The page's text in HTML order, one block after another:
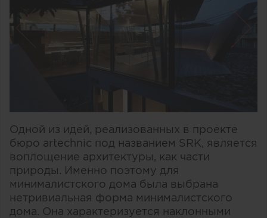
Одной из идей, реализованных в проекте
бюро artechnic под названием SRK, является
воплощение архитектуры, как части
природы. Именно поэтому для
минималистского дома была выбрана
нетривиальная форма минималистского
дома. Она характеризуется наклонными